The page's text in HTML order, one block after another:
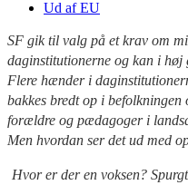
Ud af EU
SF gik til valg på et krav om
daginstitutionerne og kan i høj
Flere hænder i
bakkes bredt op i
forældre og pædagoger i
Men hvordan ser det ud med
Hvor er der en voksen?